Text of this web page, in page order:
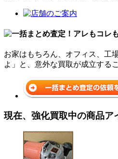
お家はもちろん、オフィス、工
よ」と、意外な買取が成立する
現在、強化買取中の商品ア